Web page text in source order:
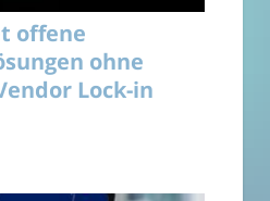
offene
ohne
Lock-in